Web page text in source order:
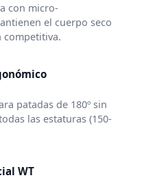
con micro-
el cuerpo seco
competitiva.
patadas de 180º sin
las estaturas (150-
WT